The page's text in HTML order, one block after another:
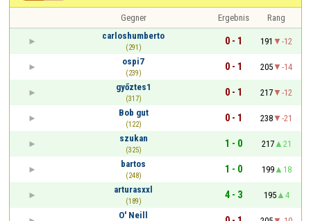
Gegner Ergebnis
Rang
carloshumberto
(291)
0 - 1 191
-12
ospi7
(239)
0 - 1 205
-14
győztes1
(317)
0 - 1 217
-12
Bob gut
(122)
0 - 1 238
-21
szukan
(325)
1 - 0 217
21
bartos
(248)
1 - 0 199
18
arturasxxl
(189)
4 - 3 195
4
O' Neill